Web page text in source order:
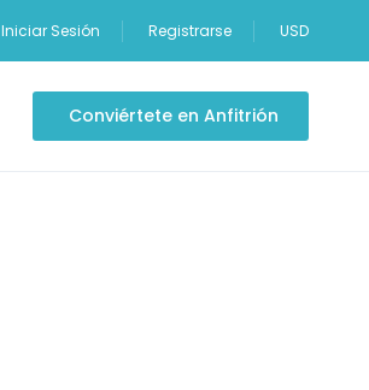
Iniciar Sesión Registrarse USD
Conviértete en Anfitrión